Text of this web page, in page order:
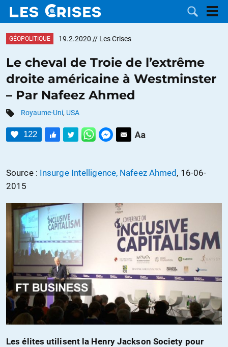
DOSSIERS
CATÉGORIES
MOTS CLÉS
CONTACTER
FAIRE UN
GÉOPOLITIQUE 19.2.2020 // Les Crises
Le cheval de Troie de l’extrême
droite américaine à Westminster
– Par Nafeez Ahmed
Royaume-Uni, USA
122
Source : Insurge Intelligence, Nafeez Ahmed , 16-06-
2015
Les élites utilisent la Henry Jackson Society pour